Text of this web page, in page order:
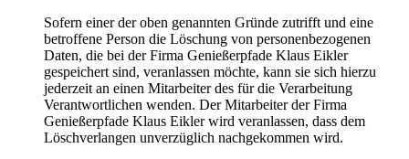
Sofern einer der oben genannten Gründe zutrifft und eine
betroffene Person die Löschung von personenbezogenen
Daten, die bei der Firma Genießerpfade Klaus Eikler
gespeichert sind, veranlassen möchte, kann sie sich hierzu
jederzeit an einen Mitarbeiter des für die Verarbeitung
Verantwortlichen wenden. Der Mitarbeiter der Firma
Genießerpfade Klaus Eikler wird veranlassen, dass dem
Löschverlangen unverzüglich nachgekommen wird.